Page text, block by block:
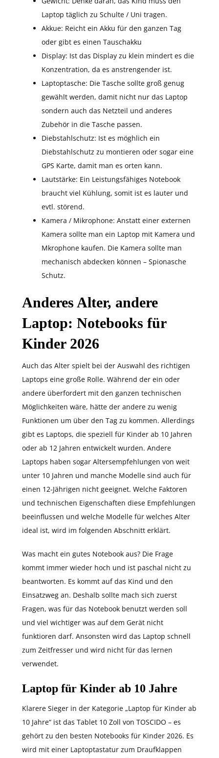
Laptop täglich zu Schulte / Uni tragen.
Akkue: Reicht ein Akku für den ganzen Tag
oder gibt es einen Tauschakku
Display: Ist das Display zu klein mindert es die
Konzentration, da es anstrengender ist.
Laptoptasche: Die Tasche sollte groß genug
gewählt werden, damit nicht nur das Laptop
sondern auch das Netzteil und anderes
Zubehör in die Tasche passen.
Diebstahlschutz: Ist es möghlich ein
Diebstahlschutz zu montieren oder sogar eine
GPS Karte, damit man es orten kann.
Lautstärke: Ein Leistungsfähiges Notebook
braucht viel Kühlung, somit ist es lauter und
evtl. störend.
Kamera / Mikrophone: Anstatt einer externen
Kamera sollte man ein Laptop mit Kamera und
Mkrophone kaufen. Die Kamera sollte man
mechanisch abdecken können – Spionasche
Schutz.
Anderes Alter, andere
Laptop: Notebooks für
Kinder 2026
Auch das Alter spielt bei der Auswahl des richtigen
Laptops eine große Rolle. Während der ein oder
andere überfordert mit den ganzen technischen
Möglichkeiten wäre, hätte der andere zu wenig
Funktionen um über den Tag zu kommen. Allerdings
gibt es Laptops, die speziell für Kinder ab 10 Jahren
oder ab 12 Jahren entwickelt wurden. Andere
Laptops haben sogar Altersempfehlungen von weit
unter 10 Jahren und manche Modelle sind auch für
einen 12-Jährigen nicht geeignet. Welche Faktoren
und technischen Eigenschaften diese Empfehlungen
beeinflussen und welche Modelle für welches Alter
ideal ist, wird im folgenden Abschnitt erklärt.
Was macht ein gutes Notebook aus? Die Frage
kommt immer wieder hoch und ist paschal nicht zu
beantworten. Es kommt auf das Kind und den
Einsatzweg an. Deshalb sollte mach sich zuerst
Fragen, was für das Notebook benutzt werden soll
und viel wichtiger was auf dem Gerät nicht
funktioren darf. Ansonsten wird das Laptop schnell
zum Zeitfresser und wird nicht für das lernen
verwendet.
Laptop für Kinder ab 10 Jahre
Klarere Sieger in der Kategorie „Laptop für Kinder ab
10 Jahre“ ist das Tablet 10 Zoll von TOSCIDO – es
gehört zu den besten Notebooks für Kinder 2026. Es
wird mit einer Laptoptastatur zum Draufklappen